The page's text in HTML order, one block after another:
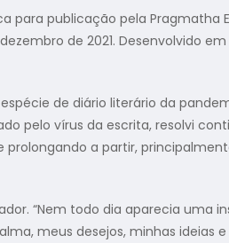
publicação pela Pragmatha
de 2021. Desenvolvido
de diário literário da
pelo vírus da escrita, resolvi
a partir,
“Nem todo dia aparecia uma
meus desejos, minhas ideias